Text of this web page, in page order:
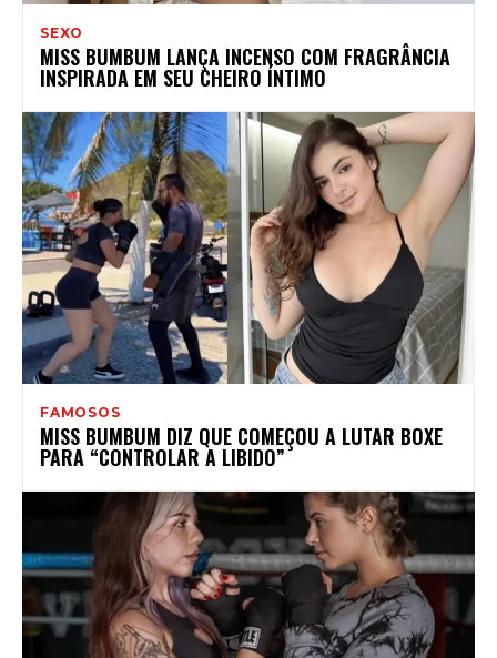
SEXO
MISS BUMBUM LANÇA INCENSO COM FRAGRÂNCIA
INSPIRADA EM SEU CHEIRO ÍNTIMO
FAMOSOS
MISS BUMBUM DIZ QUE COMEÇOU A LUTAR BOXE
PARA “CONTROLAR A LIBIDO”